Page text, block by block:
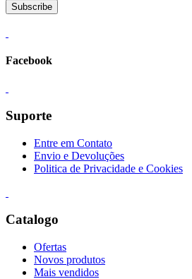
Subscribe
Facebook
Suporte
Entre em Contato
Envio e Devoluções
Politica de Privacidade e Cookies
Catalogo
Ofertas
Novos produtos
Mais vendidos